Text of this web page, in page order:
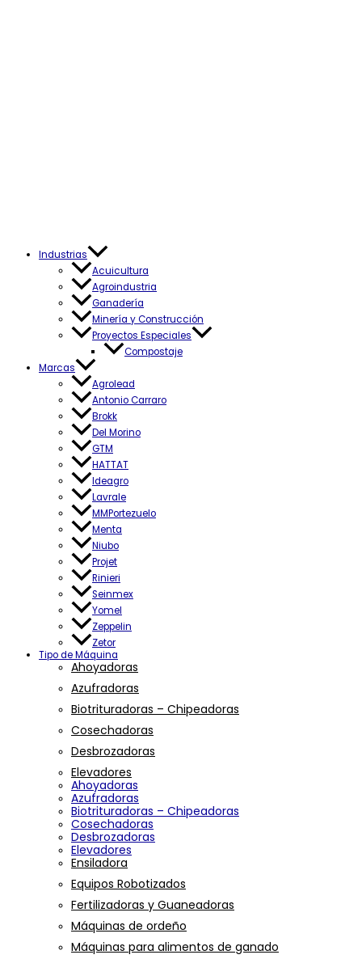
Industrias
Acuicultura
Agroindustria
Ganadería
Minería y Construcción
Proyectos Especiales
Compostaje
Marcas
Agrolead
Antonio Carraro
Brokk
Del Morino
GTM
HATTAT
Ideagro
Lavrale
MMPortezuelo
Menta
Niubo
Projet
Rinieri
Seinmex
Yomel
Zeppelin
Zetor
Tipo de Máquina
Ahoyadoras
Azufradoras
Biotrituradoras – Chipeadoras
Cosechadoras
Desbrozadoras
Elevadores
Ahoyadoras
Azufradoras
Biotrituradoras – Chipeadoras
Cosechadoras
Desbrozadoras
Elevadores
Ensiladora
Equipos Robotizados
Fertilizadoras y Guaneadoras
Máquinas de ordeño
Máquinas para alimentos de ganado